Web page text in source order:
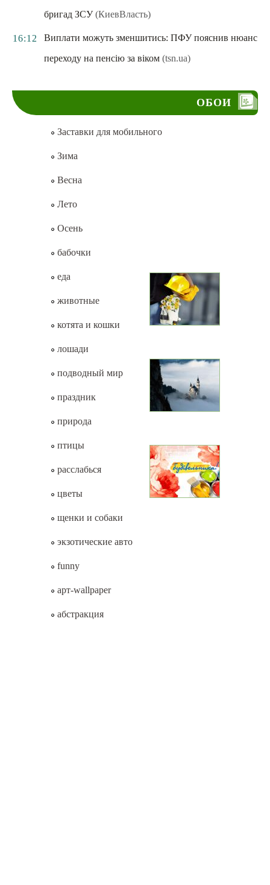
бригад ЗСУ (КиевВласть)
16:12
Виплати можуть зменшитись: ПФУ пояснив нюанс
переходу на пенсію за віком (tsn.ua)
ОБОИ
Заставки для мобильного
Зима
Весна
Лето
Осень
бабочки
еда
животные
котята и кошки
лошади
подводный мир
праздник
природа
птицы
расслабься
цветы
щенки и собаки
экзотические авто
funny
арт-wallpaper
абстракция